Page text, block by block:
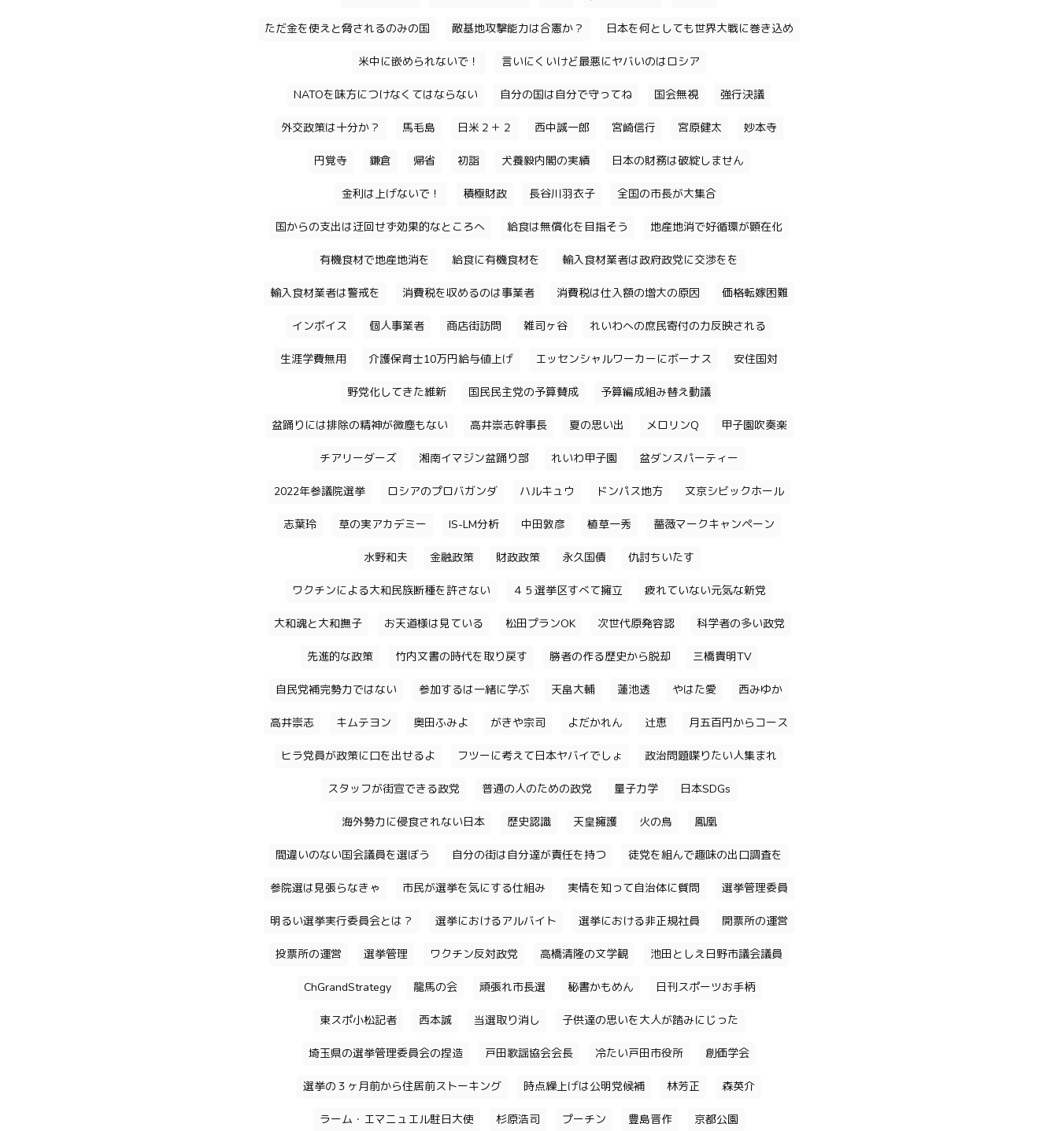
ただ金を使えと脅されるのみの国 敵基地攻撃能力は合憲か？ 日本を何としても世界大戦に巻き込め
米中に嵌められないで！ 言いにくいけど最悪にヤバいのはロシア
NATOを味方につけなくてはならない 自分の国は自分で守ってね 国会無視 強行決議
外交政策は十分か？ 馬毛島 日米２＋２ 西中誠一郎 宮崎信行 宮原健太 妙本寺
円覚寺 鎌倉 帰省 初詣 犬養毅内閣の実績 日本の財務は破綻しません
金利は上げないで！ 積極財政 長谷川羽衣子 全国の市長が大集合
国からの支出は迂回せず効果的なところへ 給食は無償化を目指そう 地産地消で好循環が顕在化
有機食材で地産地消を 給食に有機食材を 輸入食材業者は政府政党に交渉をを
輸入食材業者は警戒を 消費税を収めるのは事業者 消費税は仕入額の増大の原因 価格転嫁困難
インボイス 個人事業者 商店街訪問 雑司ヶ谷 れいわへの庶民寄付の力反映される
生涯学費無用 介護保育士10万円給与値上げ エッセンシャルワーカーにボーナス 安住国対
野党化してきた維新 国民民主党の予算賛成 予算編成組み替え動議
盆踊りには排除の精神が微塵もない 高井崇志幹事長 夏の思い出 メロリンQ 甲子園吹奏楽
チアリーダーズ 湘南イマジン盆踊り部 れいわ甲子園 盆ダンスパーティー
2022年参議院選挙 ロシアのプロバガンダ ハルキュウ ドンパス地方 文京シビックホール
志葉玲 草の実アカデミー IS-LM分析 中田敦彦 植草一秀 薔薇マークキャンペーン
水野和夫 金融政策 財政政策 永久国債 仇討ちいたす
ワクチンによる大和民族断種を許さない ４５選挙区すべて擁立 疲れていない元気な新党
大和魂と大和撫子 お天道様は見ている 松田プランOK 次世代原発容認 科学者の多い政党
先進的な政策 竹内文書の時代を取り戻す 勝者の作る歴史から脱却 三橋貴明TV
自民党補完勢力ではない 参加するは一緒に学ぶ 天畠大輔 蓮池透 やはた愛 西みゆか
高井崇志 キムテヨン 奥田ふみよ がきや宗司 よだかれん 辻恵 月五百円からコース
ヒラ党員が政策に口を出せるよ フツーに考えて日本ヤバイでしょ 政治問題喋りたい人集まれ
スタッフが街宣できる政党 普通の人のための政党 量子力学 日本SDGs
海外勢力に侵食されない日本 歴史認識 天皇擁護 火の鳥 鳳凰
間違いのない国会議員を選ぼう 自分の街は自分達が責任を持つ 徒党を組んで趣味の出口調査を
参院選は見張らなきゃ 市民が選挙を気にする仕組み 実情を知って自治体に質問 選挙管理委員
明るい選挙実行委員会とは？ 選挙におけるアルバイト 選挙における非正規社員 開票所の運営
投票所の運営 選挙管理 ワクチン反対政党 高橋清隆の文学観 池田としえ日野市議会議員
ChGrandStrategy 龍馬の会 頑張れ市長選 秘書かもめん 日刊スポーツお手柄
東スポ小松記者 西本誠 当選取り消し 子供達の思いを大人が踏みにじった
埼玉県の選挙管理委員会の捏造 戸田歌謡協会会長 冷たい戸田市役所 創価学会
選挙の３ヶ月前から住居前ストーキング 時点繰上げは公明党候補 林芳正 森英介
ラーム・エマニュエル駐日大使 杉原浩司 プーチン 豊島晋作 京都公園